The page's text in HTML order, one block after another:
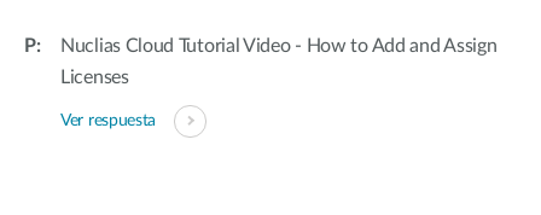
Nuclias Cloud Tutorial Video - How to Add and Assign
Licenses
Ver respuesta